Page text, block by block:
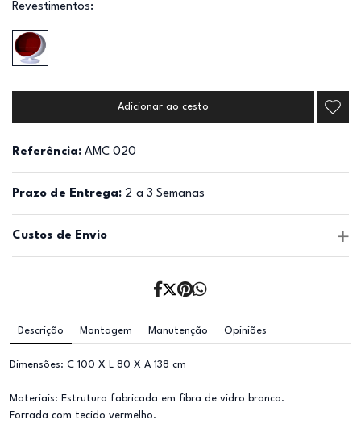
Revestimentos:
Adicionar ao cesto
Referência: AMC 020
Prazo de Entrega: 2 a 3 Semanas
Custos de Envio
Descrição Montagem Manutenção Opiniões
Dimensões: C 100 X L 80 X A 138 cm
Materiais: Estrutura fabricada em fibra de vidro branca.
Forrada com tecido vermelho.